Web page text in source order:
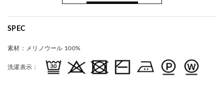
SPEC
素材： メリノウール 100%
洗濯表示：